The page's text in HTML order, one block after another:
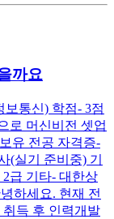
까요
보통신) 학점- 3점
로 머신비전 셋업
유 전공 자격증-
(실기 준비중) 기
급 기타- 대한상
하세요. 현재 전
취득 후 인력개발